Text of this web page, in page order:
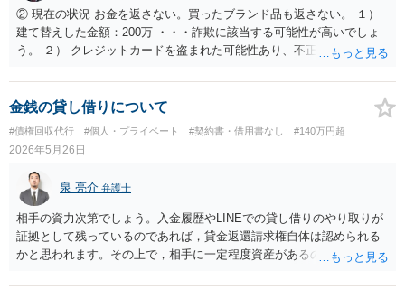
② 現在の状況 お金を返さない。買ったブランド品も返さない。 １）
建て替えした金額：200万 ・・・詐欺に該当する可能性が高いでしょ
う。 ２） クレジットカードを盗まれた可能性あり、不正使用された模
被害届を提出する予定。電話連絡済み。 ・・・あなたのカードを使用
されたという場合 あなたもカード会社に対して詐欺の共犯に該当す
る可能性があります。 ③ 相談したいこと 全額返済もしくは処罰
を与えること。 １） 全額返済してほしい ・・・ご質問の内容・経緯
からすると 至難の業でしょう。 ２） 返済できない場合は、横領罪ま
たは窃盗罪として問えるか ・・・どれだけの裏付け証拠があるか次第
です。 3） その他、最適な対処方法はあるか ・・・いずれにせよ 弁
護士に直接相談するか あきらめるか という流れになると思われま
す。
金銭の貸し借りについて
#債権回収代行 #個人・プライベート #契約書・借用書なし #140万円超
2026年5月26日
泉 亮介 弁護士
相手の資力次第でしょう。入金履歴やLINEでの貸し借りのやり取りが
証拠として残っているのであれば，貸金返還請求権自体は認められる
かと思われます。その上で，相手に一定程度資産があるのであれば，
考えられます。